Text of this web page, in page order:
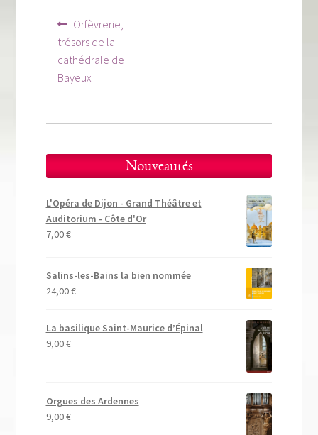
La qualité Lieux Dits
Nous contacter
Navigation
de
l’article
Article
précédent :
Orfèvrerie,
trésors de la
cathédrale de
Bayeux
Nouveautés
L'Opéra de Dijon - Grand Théâtre et
Auditorium - Côte d'Or
7,00€
Salins-les-Bains la bien nommée
24,00€
La basilique Saint-Maurice d’Épinal
9,00€
Orgues des Ardennes
9,00€